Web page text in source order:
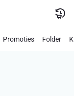
Promoties Folder